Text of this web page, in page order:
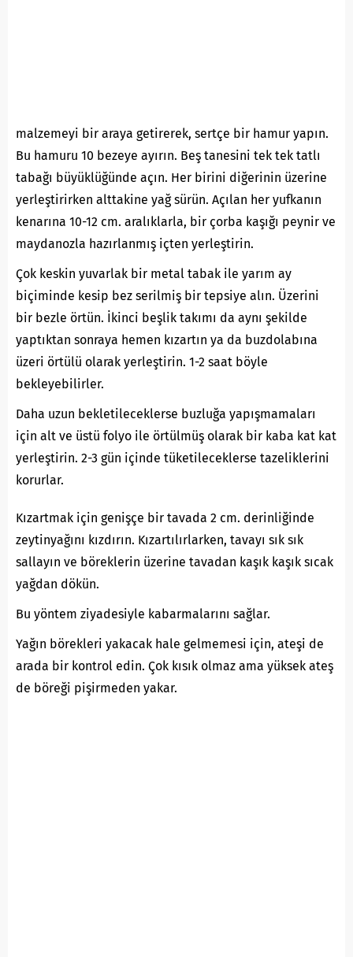
malzemeyi bir araya getirerek, sertçe bir hamur yapın.
Bu hamuru 10 bezeye ayırın. Beş tanesini tek tek tatlı
tabağı büyüklüğünde açın. Her birini diğerinin üzerine
yerleştirirken alttakine yağ sürün. Açılan her yufkanın
kenarına 10-12 cm. aralıklarla, bir çorba kaşığı peynir ve
maydanozla hazırlanmış içten yerleştirin.
Çok keskin yuvarlak bir metal tabak ile yarım ay
biçiminde kesip bez serilmiş bir tepsiye alın. Üzerini
bir bezle örtün. İkinci beşlik takımı da aynı şekilde
yaptıktan sonraya hemen kızartın ya da buzdolabına
üzeri örtülü olarak yerleştirin. 1-2 saat böyle
bekleyebilirler.
Daha uzun bekletileceklerse buzluğa yapışmamaları
için alt ve üstü folyo ile örtülmüş olarak bir kaba kat kat
yerleştirin. 2-3 gün içinde tüketileceklerse tazeliklerini
korurlar.
Kızartmak için genişçe bir tavada 2 cm. derinliğinde
zeytinyağını kızdırın. Kızartılırlarken, tavayı sık sık
sallayın ve böreklerin üzerine tavadan kaşık kaşık sıcak
yağdan dökün.
Bu yöntem ziyadesiyle kabarmalarını sağlar.
Yağın börekleri yakacak hale gelmemesi için, ateşi de
arada bir kontrol edin. Çok kısık olmaz ama yüksek ateş
de böreği pişirmeden yakar.